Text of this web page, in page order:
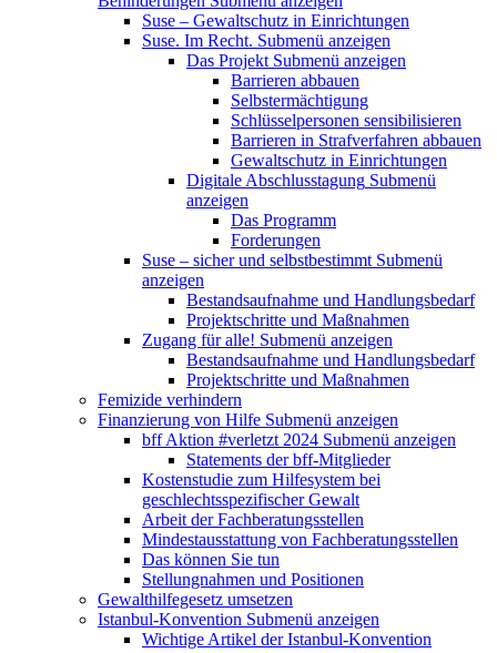
Suse – Gewaltschutz in Einrichtungen
Suse. Im Recht. Submenü anzeigen
Das Projekt Submenü anzeigen
Barrieren abbauen
Selbstermächtigung
Schlüsselpersonen sensibilisieren
Barrieren in Strafverfahren abbauen
Gewaltschutz in Einrichtungen
Digitale Abschlusstagung Submenü
anzeigen
Das Programm
Forderungen
Suse – sicher und selbstbestimmt Submenü
anzeigen
Bestandsaufnahme und Handlungsbedarf
Projektschritte und Maßnahmen
Zugang für alle! Submenü anzeigen
Bestandsaufnahme und Handlungsbedarf
Projektschritte und Maßnahmen
Femizide verhindern
Finanzierung von Hilfe Submenü anzeigen
bff Aktion #verletzt 2024 Submenü anzeigen
Statements der bff-Mitglieder
Kostenstudie zum Hilfesystem bei
geschlechtsspezifischer Gewalt
Arbeit der Fachberatungsstellen
Mindestausstattung von Fachberatungsstellen
Das können Sie tun
Stellungnahmen und Positionen
Gewalthilfegesetz umsetzen
Istanbul-Konvention Submenü anzeigen
Wichtige Artikel der Istanbul-Konvention